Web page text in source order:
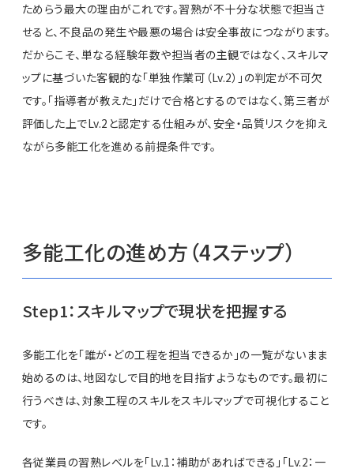
ためらう最大の理由がこれです。習熟が不十分な状態で担当さ
せると、不良品の発生や最悪の場合は安全事故につながります。
だからこそ、単なる経験年数や担当者の主観ではなく、スキルマ
ップに基づいた客観的な「単独作業可（Lv.2）」の判定が不可欠
です。「指導者が教えた」だけで合格とするのではなく、第三者が
評価した上でLv.2と認定する仕組みが、安全・品質リスクを抑え
ながら多能工化を進める前提条件です。
多能工化の進め方（4ステップ）
Step1：スキルマップで現状を把握する
多能工化を「誰が・どの工程を担当できるか」の一覧がないまま
始めるのは、地図なしで目的地を目指すようなものです。最初に
行うべきは、対象工程のスキルをスキルマップで可視化すること
です。
各従業員の習熟レベルを「Lv.1：補助があればできる」「Lv.2：一